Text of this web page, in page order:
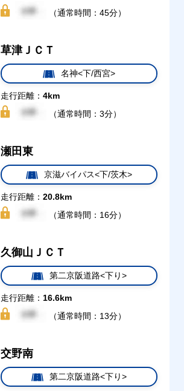
（通常時間：45分）
草津ＪＣＴ
名神<下/西宮>
走行距離： 4km
（通常時間：3分）
瀬田東
京滋バイパス<下/茨木>
走行距離： 20.8km
（通常時間：16分）
久御山ＪＣＴ
第二京阪道路<下り>
走行距離： 16.6km
（通常時間：13分）
交野南
第二京阪道路<下り>